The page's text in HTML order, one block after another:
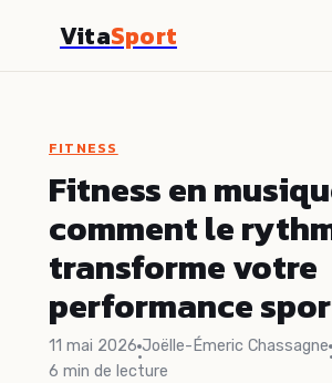
VitaSport
Nutrition
Sport
Santé
Bien-être
FITNESS
Fitness en
comment le
transforme votre
performance
11 mai 2026
·
Joëlle-Émeric Chassagne
·
6 min de lecture